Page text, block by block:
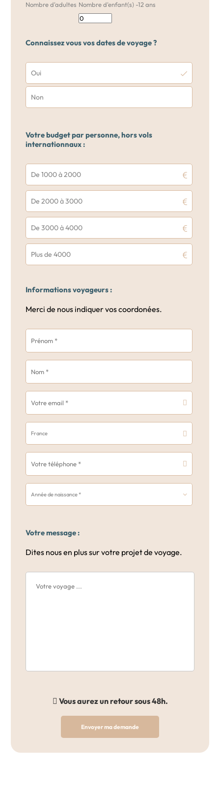
Nombre d'adultes Nombre d'enfant(s) -12 ans
Connaissez vous vos dates de voyage ?
Oui
Non
Votre budget par personne, hors vols
internationnaux :
De 1000 à 2000
De 2000 à 3000
De 3000 à 4000
Plus de 4000
Informations voyageurs :
Merci de nous indiquer vos coordonées.
Votre message :
Dites nous en plus sur votre projet de voyage.
Vous aurez un retour sous 48h.
Envoyer ma demande